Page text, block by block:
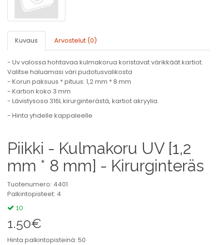
Kuvaus Arvostelut (0)
- Uv valossa hohtavaa kulmakorua koristavat värikkäät kartiot.
Valitse haluamasi väri pudotusvalikosta
- Korun paksuus * pituus: 1,2 mm * 8 mm
- Kartion koko 3 mm
- Lävistysosa 316L kirurginterästä, kartiot akryylia.
- Hinta yhdelle kappaleelle
Piikki - Kulmakoru UV [1,2
mm * 8 mm] - Kirurginteräs
Tuotenumero: 4401
Palkintopisteet: 4
10
1.50€
Hinta palkintopisteinä: 50